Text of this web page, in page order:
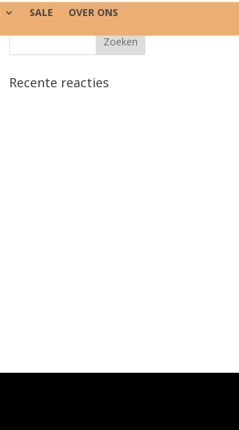
SALE
OVER ONS
Recente reacties